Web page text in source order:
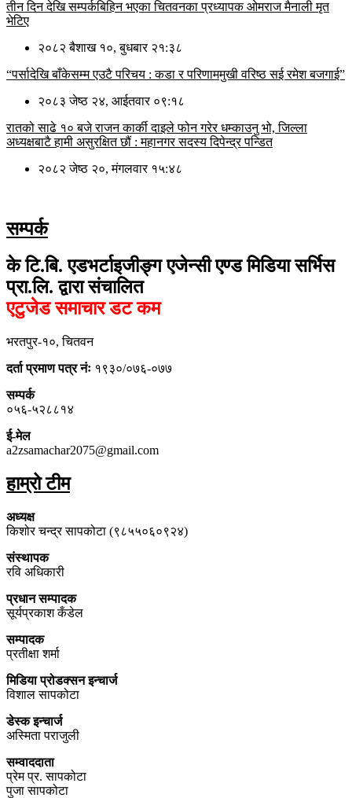
तीन दिन देखि सम्पर्कबिहिन भएका चितवनका प्रध्यापक ओमराज मैनाली मृत
भेटिए
२०८२ बैशाख १०, बुधबार २१:३८
“पर्सादेखि बाँकेसम्म एउटै परिचय : कडा र परिणाममुखी वरिष्ठ सई रमेश बजगाई”
२०८३ जेष्ठ २४, आईतवार ०९:१८
रातको साढे १० बजे राजन कार्की दाइले फोन गरेर धम्काउनु भो, जिल्ला
अध्यक्षबाटै हामी असुरक्षित छौं : महानगर सदस्य दिपेन्द्र पन्डित
२०८२ जेष्ठ २०, मंगलवार १५:४८
सम्पर्क
के टि.बि. एडभर्टाइजीङ्ग एजेन्सी एण्ड मिडिया सर्भिस
प्रा.लि. द्वारा संचालित
एटुजेड समाचार डट कम
भरतपुर-१०, चितवन
दर्ता प्रमाण पत्र नंः १९३०/०७६-०७७
सम्पर्क
०५६-५२८८१४
ई-मेल
a2zsamachar2075@gmail.com
हाम्रो टीम
अध्यक्ष
किशोर चन्द्र सापकोटा (९८५५०६०९२४)
संस्थापक
रवि अधिकारी
प्रधान सम्पादक
सूर्यप्रकाश कँडेल
सम्पादक
प्रतीक्षा शर्मा
मिडिया प्रोडक्सन इन्चार्ज
विशाल सापकोटा
डेस्क इन्चार्ज
अस्मिता पराजुली
सम्वाददाता
प्रेम प्र. सापकोटा
पुजा सापकोटा